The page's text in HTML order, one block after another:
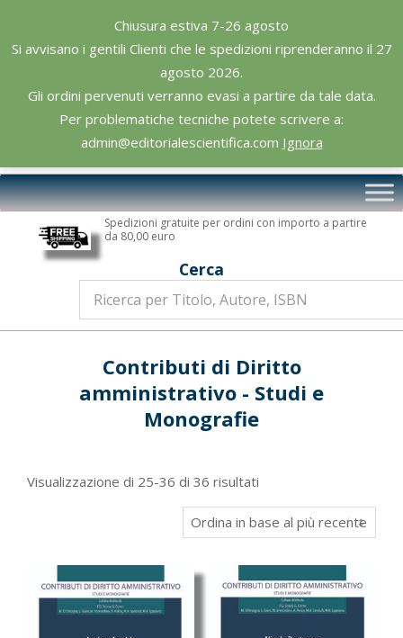
Chiusura estiva 7-26 agosto
Si avvisano i gentili Clienti che le spedizioni riprenderanno il 27
agosto 2026.
Gli ordini pervenuti verranno evasi a partire da tale data.
Per problematiche tecniche potete scrivere a:
admin@editorialescientifica.com Ignora
content
Editoriale
Scientifica
Primary
Navigation
Spedizioni gratuite per ordini con importo a partire
da 80,00 euro
Cerca
Contributi di Diritto
amministrativo - Studi e
Monografie
Visualizzazione di 25-36 di 36 risultati
in
base
recente